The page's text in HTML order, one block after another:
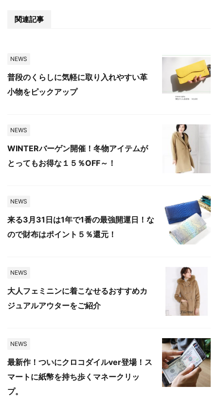
関連記事
NEWS
普段のくらしに気軽に取り入れやすい革
小物をピックアップ
NEWS
WINTERバーゲン開催！冬物アイテムが
とってもお得な１５％OFF～！
NEWS
来る3月31日は1年で1番の最強開運日！な
ので財布はポイント５％還元！
NEWS
大人フェミニンに着こなせるおすすめカ
ジュアルアウターをご紹介
NEWS
最新作！ついにクロコダイルver登場！ス
マートに紙幣を持ち歩くマネークリッ
プ。